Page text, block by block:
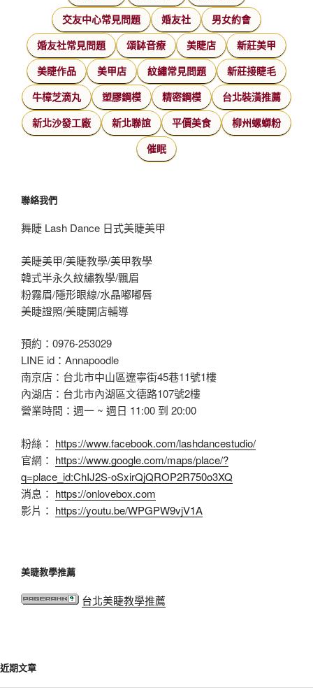
交友中心常見問題 婚友社 男女約會
婚友社常見問題 頌缽音療 美睫店 新莊美甲
美睫作品 美甲店 紋繡常見問題 新莊接睫毛
牛樟芝滴丸 塑膠鋼模 精密鋼模 台北裝潢推薦
新北沙發工廠 新北聯誼 平價美食 柳州螺螄粉
催眠
聯絡我們
舞睫 Lash Dance 日式美睫美甲
美睫美甲/美睫教學/美甲教學
韓式半永久紋繡教學/飄眉
粉霧眉/隱形眼線/水晶嘟嘟唇
美睫證照/美睫開店輔導
預約：0976-253029
LINE id：Annapoodle
南京店：台北市中山區遼寧街45巷11號1樓
內湖店：台北市內湖區文德路107號2樓
營業時間：週一 ~ 週日 11:00 到 20:00
粉絲： https://www.facebook.com/lashdancestudio/
官網： https://www.google.com/maps/place/?
q=place_id:ChIJ2S-oSxirQjQROP2R750o3XQ
消息： https://onlovebox.com
影片： https://youtu.be/WPGPW9vjV1A
美睫教學推薦
台北美睫教學推薦
近期文章